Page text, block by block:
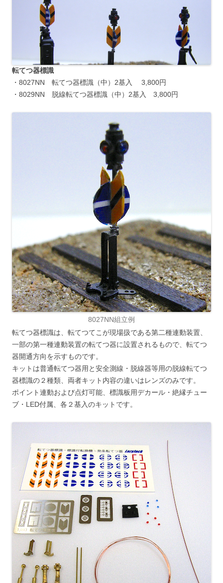
転てつ器標識
・8027NN 転てつ器標識（中）2基入 3,800円
・8029NN 脱線転てつ器標識（中）2基入 3,800円
8027NN組立例
転てつ器標識は、転てつてこが現場扱である第二種連動装置、
一部の第一種連動装置の転てつ器に設置されるもので、転てつ
器開通方向を示すものです。
キットは普通転てつ器用と安全測線・脱線器等用の脱線転てつ
器標識の２種類、両者キット内容の違いはレンズのみです。
ポイント連動および点灯可能、標識板用デカール・絶縁チュー
ブ・LED付属、各２基入のキットです。